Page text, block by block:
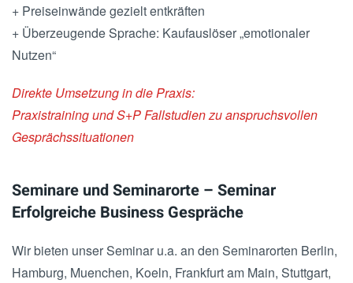
+ Preiseinwände gezielt entkräften
+ Überzeugende Sprache: Kaufauslöser „emotionaler
Nutzen“
Direkte Umsetzung in die Praxis:
Praxistraining und S+P Fallstudien zu anspruchsvollen
Gesprächssituationen
Seminare und Seminarorte – Seminar
Erfolgreiche Business Gespräche
Wir bieten unser Seminar u.a. an den Seminarorten Berlin,
Hamburg, Muenchen, Koeln, Frankfurt am Main, Stuttgart,